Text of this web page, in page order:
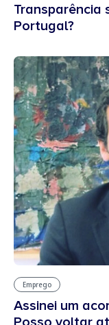
Transparência
Portugal?
Emprego
Assinei um